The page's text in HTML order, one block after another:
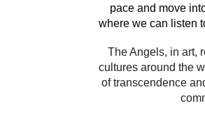
pace and move
where we can listen
The Angels, in art,
cultures around the
of transcendence